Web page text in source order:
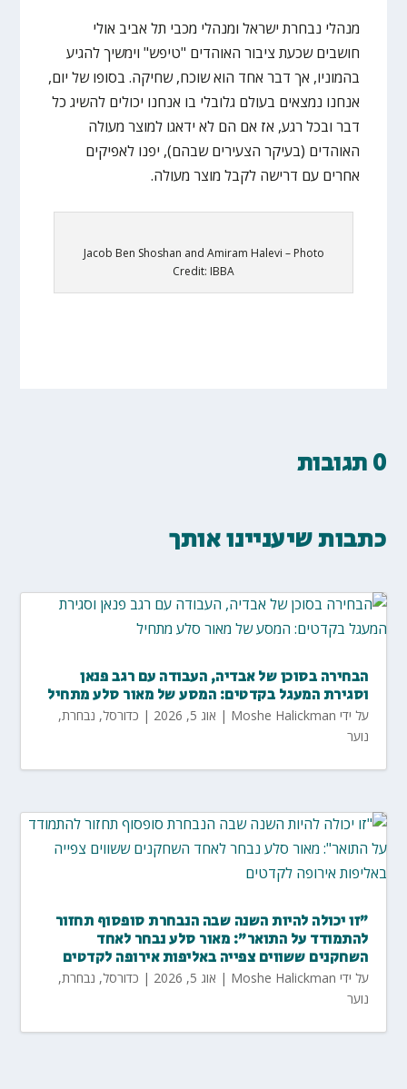
מנהלי נבחרת ישראל ומנהלי מכבי תל אביב אולי
חושבים שכעת ציבור האוהדים "טיפש" וימשיך להגיע
בהמוניו, אך דבר אחד הוא שוכח, שחיקה. בסופו של יום,
אנחנו נמצאים בעולם גלובלי בו אנחנו יכולים להשיג כל
דבר ובכל רגע, אז אם הם לא ידאגו למוצר מעולה
האוהדים (בעיקר הצעירים שבהם), יפנו לאפיקים
אחרים עם דרישה לקבל מוצר מעולה.
Jacob Ben Shoshan and Amiram Halevi – Photo
Credit: IBBA
0 תגובות
כתבות שיעניינו אותך
הבחירה בסוכן של אבדיה, העבודה עם רגב פנאן
וסגירת המעגל בקדטים: המסע של מאור סלע מתחיל
על ידי Moshe Halickman
| אוג 5, 2026 | כדורסל, נבחרת,
נוער
"זו יכולה להיות השנה שבה הנבחרת סופסוף תחזור
להתמודד על התואר": מאור סלע נבחר לאחד
השחקנים ששווים צפייה באליפות אירופה לקדטים
על ידי Moshe Halickman
| אוג 5, 2026 | כדורסל, נבחרת,
נוער